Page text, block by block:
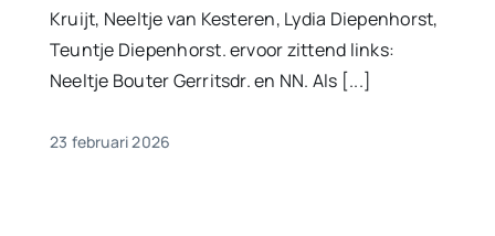
Kruijt, Neeltje van Kesteren, Lydia Diepenhorst,
Teuntje Diepenhorst. ervoor zittend links:
Neeltje Bouter Gerritsdr. en NN. Als [...]
23 februari 2026